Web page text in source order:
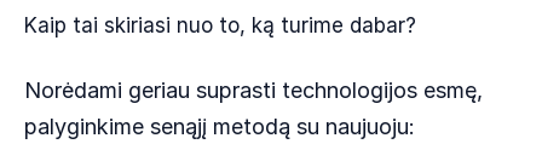
Kaip tai skiriasi nuo to, ką turime dabar?
Norėdami geriau suprasti technologijos esmę,
palyginkime senąjį metodą su naujuoju: